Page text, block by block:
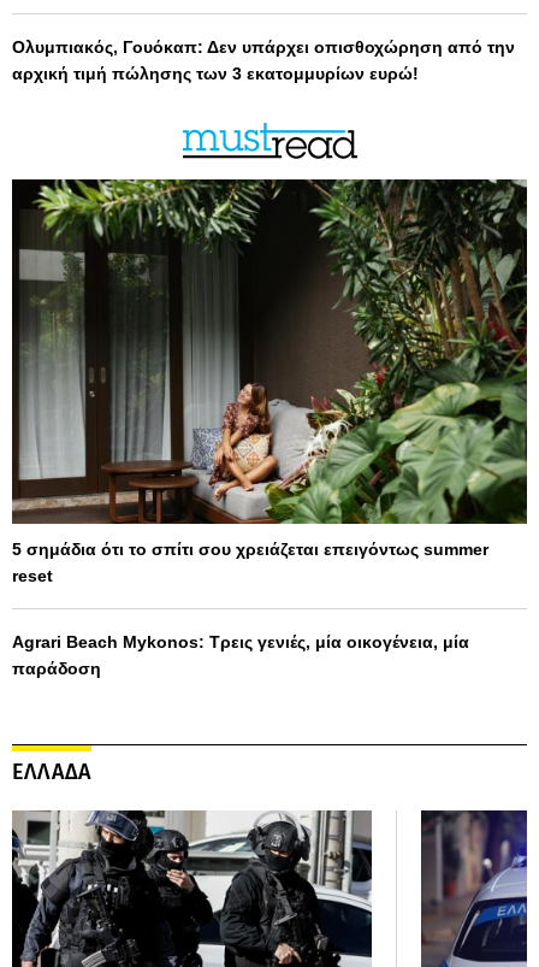
Ολυμπιακός, Γουόκαπ: Δεν υπάρχει οπισθοχώρηση από την
αρχική τιμή πώλησης των 3 εκατομμυρίων ευρώ!
5 σημάδια ότι το σπίτι σου χρειάζεται επειγόντως summer
reset
Agrari Beach Mykonos: Τρεις γενιές, μία οικογένεια, μία
παράδοση
ΕΛΛΑΔΑ